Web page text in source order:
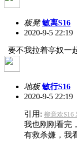
板凳 敏离S16
2020-9-5 22:19
要不我拉着亭奴一
地板 敏行S16
2020-9-5 22:19
引用: 柳意欢S16
我也刚刚看完
有救杀嫌，我